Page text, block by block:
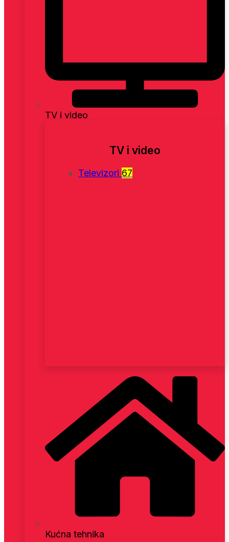
TV i video
TV i video
Televizori 67
Kućna tehnika